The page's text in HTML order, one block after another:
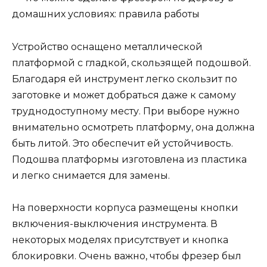
Устройство оснащено металлической
платформой с гладкой, скользящей подошвой.
Благодаря ей инструмент легко скользит по
заготовке и может добраться даже к самому
труднодоступному месту. При выборе нужно
внимательно осмотреть платформу, она должна
быть литой. Это обеспечит ей устойчивость.
Подошва платформы изготовлена из пластика
и легко снимается для замены.
На поверхности корпуса размещены кнопки
включения-выключения инструмента. В
некоторых моделях присутствует и кнопка
блокировки. Очень важно, чтобы фрезер был